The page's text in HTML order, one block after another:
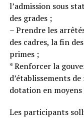
l’admission sous
des grades ;
– Prendre les
des cadres, la fin
primes ;
* Renforcer la
d’établissements
dotation en
Les participants